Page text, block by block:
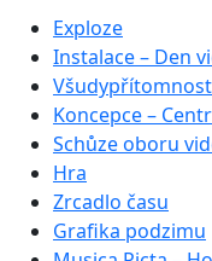
Exploze
Instalace – Den
Koncepce –
Schůze oboru
Hra
Zrcadlo času
Grafika podzimu